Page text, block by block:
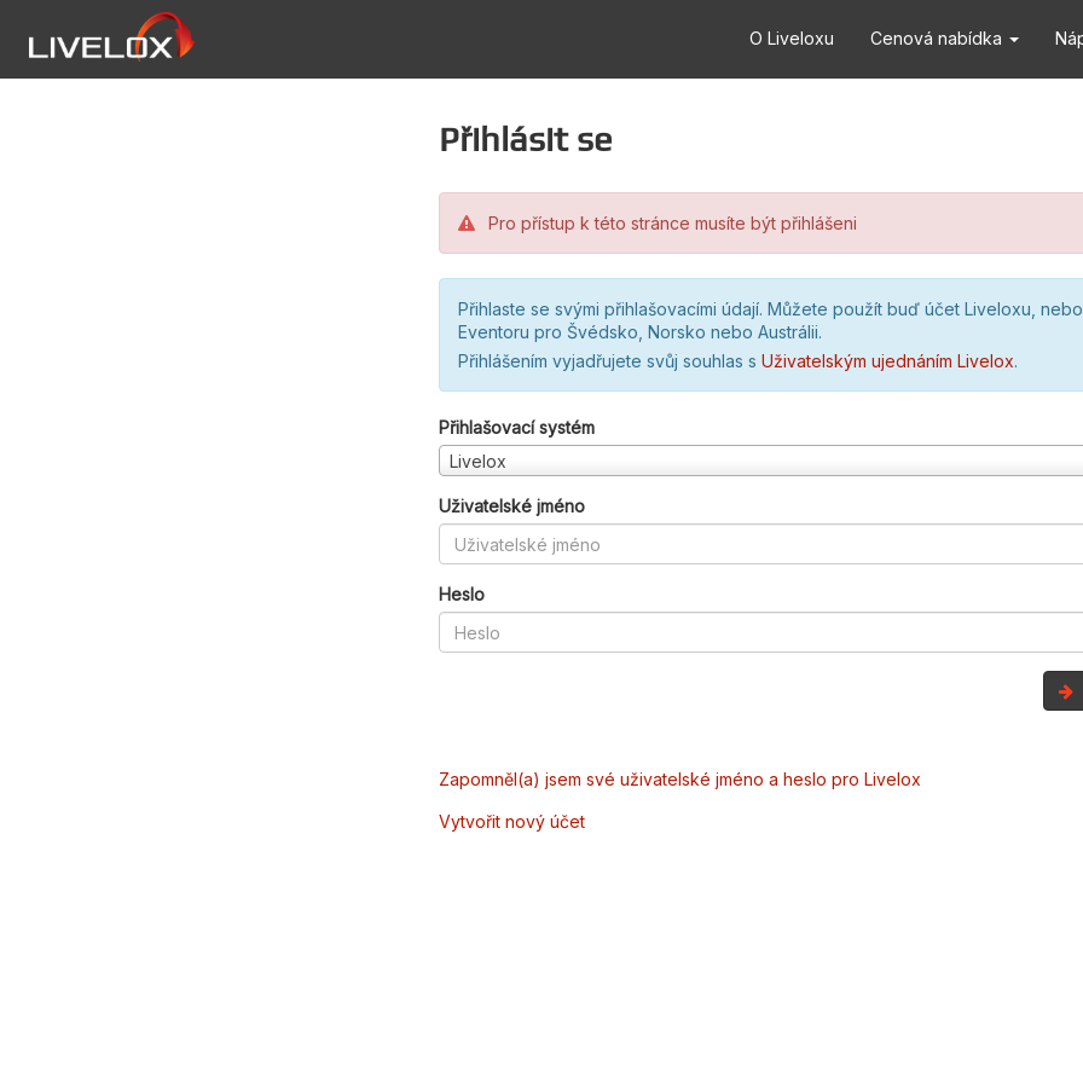
O Liveloxu Cenová nabídka
Přihlásit se
Pro přístup k této stránce musíte být přihlášeni
Přihlaste se svými přihlašovacími údají. Můžete použít buď účet Liveloxu,
Eventoru pro Švédsko, Norsko nebo Austrálii.
Přihlášením vyjadřujete svůj souhlas s Uživatelským ujednáním Livelox.
Přihlašovací systém
Livelox
Uživatelské jméno
Heslo
Zapomněl(a) jsem své uživatelské jméno a heslo pro Livelox
Vytvořit nový účet